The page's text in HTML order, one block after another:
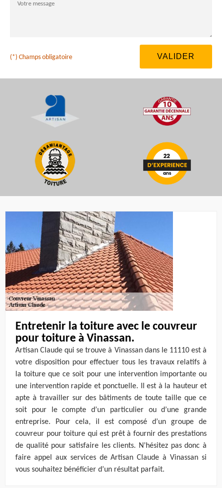
(*) Champs obligatoire
Entretenir la toiture avec le couvreur
pour toiture à Vinassan.
Artisan Claude qui se trouve à Vinassan dans le 11110 est à
votre disposition pour effectuer tous les travaux relatifs à
la toiture que ce soit pour une intervention importante ou
une intervention rapide et ponctuelle. Il est à la hauteur et
apte à travailler sur des bâtiments de toute taille que ce
soit pour le compte d’un particulier ou d’une grande
entreprise. Pour cela, il est composé d’un groupe de
couvreur pour toiture qui est prêt à fournir des prestations
de qualité pour satisfaire les clients. N’hésitez pas donc à
faire appel aux services de Artisan Claude à Vinassan si
vous souhaitez bénéficier d’un résultat parfait.